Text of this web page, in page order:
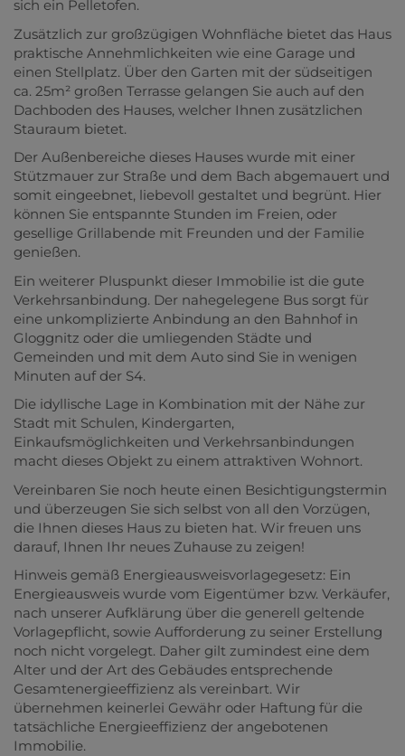
sich ein Pelletofen.
Zusätzlich zur großzügigen Wohnfläche bietet das Haus
praktische Annehmlichkeiten wie eine Garage und
einen Stellplatz. Über den Garten mit der südseitigen
ca. 25m² großen Terrasse gelangen Sie auch auf den
Dachboden des Hauses, welcher Ihnen zusätzlichen
Stauraum bietet.
Der Außenbereiche dieses Hauses wurde mit einer
Stützmauer zur Straße und dem Bach abgemauert und
somit eingeebnet, liebevoll gestaltet und begrünt. Hier
können Sie entspannte Stunden im Freien, oder
gesellige Grillabende mit Freunden und der Familie
genießen.
Ein weiterer Pluspunkt dieser Immobilie ist die gute
Verkehrsanbindung. Der nahegelegene Bus sorgt für
eine unkomplizierte Anbindung an den Bahnhof in
Gloggnitz oder die umliegenden Städte und
Gemeinden und mit dem Auto sind Sie in wenigen
Minuten auf der S4.
Die idyllische Lage in Kombination mit der Nähe zur
Stadt mit Schulen, Kindergarten,
Einkaufsmöglichkeiten und Verkehrsanbindungen
macht dieses Objekt zu einem attraktiven Wohnort.
Vereinbaren Sie noch heute einen Besichtigungstermin
und überzeugen Sie sich selbst von all den Vorzügen,
die Ihnen dieses Haus zu bieten hat. Wir freuen uns
darauf, Ihnen Ihr neues Zuhause zu zeigen!
Hinweis gemäß Energieausweisvorlagegesetz: Ein
Energieausweis wurde vom Eigentümer bzw. Verkäufer,
nach unserer Aufklärung über die generell geltende
Vorlagepflicht, sowie Aufforderung zu seiner Erstellung
noch nicht vorgelegt. Daher gilt zumindest eine dem
Alter und der Art des Gebäudes entsprechende
Gesamtenergieeffizienz als vereinbart. Wir
übernehmen keinerlei Gewähr oder Haftung für die
tatsächliche Energieeffizienz der angebotenen
Immobilie.